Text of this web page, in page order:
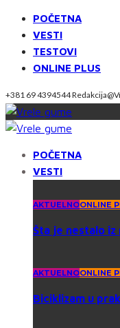
POČETNA
VESTI
TESTOVI
ONLINE PLUS
+381 69 4394544
POČETNA
VESTI
AKTUELNOONLINE
Šta je nestalo iz
AKTUELNOONLINE
Biciklizam u